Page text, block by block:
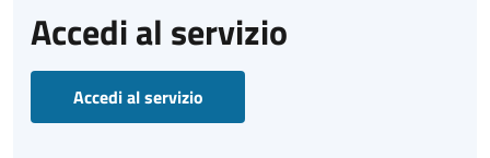
Accedi al servizio
Accedi al servizio